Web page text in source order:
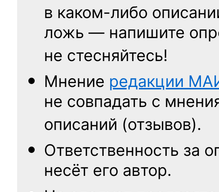
в каком-либо
ложь — напишите
не стесняйтесь!
Мнение редакции
не совпадать с
описаний (отзывов).
Ответственность за
несёт его автор.